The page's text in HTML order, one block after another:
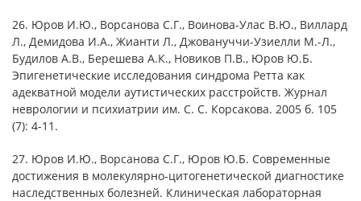
26. Юров И.Ю., Ворсанова С.Г., Воинова-Улас В.Ю., Виллард
Л., Демидова И.А., Жианти Л., Джовануччи-Узиелли М.-Л.,
Будилов А.В., Берешева А.К., Новиков П.В., Юров Ю.Б.
Эпигенетические исследования синдрома Ретта как
адекватной модели аутистических расстройств. Журнал
неврологии и психиатрии им. С. С. Корсакова. 2005 б. 105
(7): 4-11.
27. Юров И.Ю., Ворсанова С.Г., Юров Ю.Б. Современные
достижения в молекулярно-цитогенетической диагностике
наследственных болезней. Клиническая лабораторная